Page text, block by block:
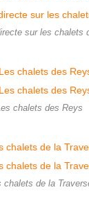
sur les chalets
chalets des Reys
chalets de la